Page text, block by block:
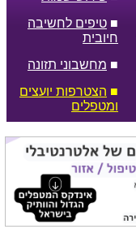
■ טיפים לחשיבה
חיובית
■ מחשבוני תזונה
■ הצטרפות יועצים
ומטפלים